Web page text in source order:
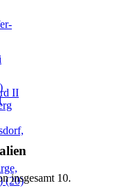
insgesamt 10.